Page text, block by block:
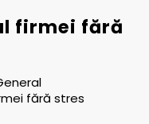
firmei fără
fără stres